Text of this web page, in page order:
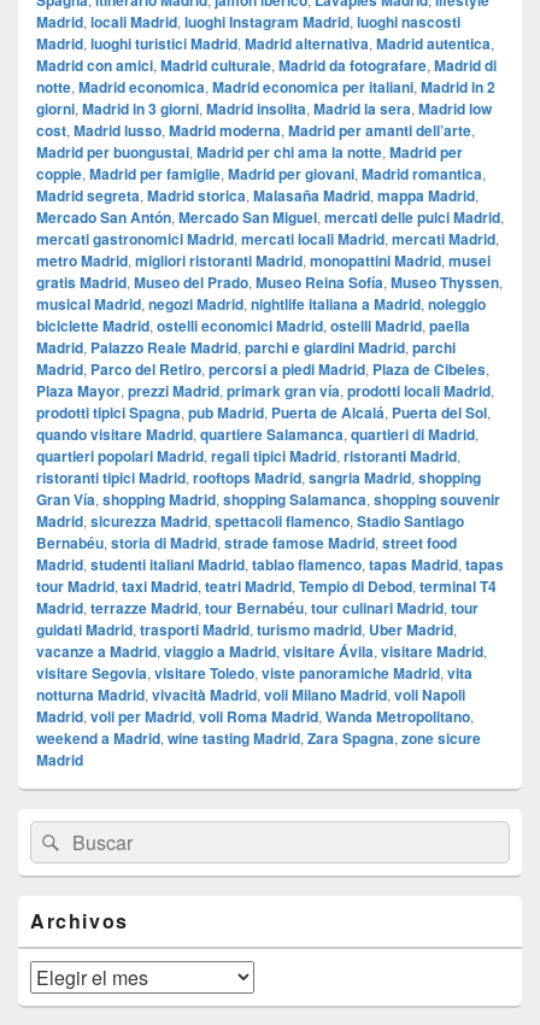
Madrid, locali Madrid, luoghi Instagram Madrid, luoghi nascosti
Madrid, luoghi turistici Madrid, Madrid alternativa, Madrid autentica,
Madrid con amici, Madrid culturale, Madrid da fotografare, Madrid di
notte, Madrid economica, Madrid economica per italiani, Madrid in 2
giorni, Madrid in 3 giorni, Madrid insolita, Madrid la sera, Madrid low
cost, Madrid lusso, Madrid moderna, Madrid per amanti dell’arte,
Madrid per buongustai, Madrid per chi ama la notte, Madrid per
coppie, Madrid per famiglie, Madrid per giovani, Madrid romantica,
Madrid segreta, Madrid storica, Malasaña Madrid, mappa Madrid,
Mercado San Antón, Mercado San Miguel, mercati delle pulci Madrid,
mercati gastronomici Madrid, mercati locali Madrid, mercati Madrid,
metro Madrid, migliori ristoranti Madrid, monopattini Madrid, musei
gratis Madrid, Museo del Prado, Museo Reina Sofía, Museo Thyssen,
musical Madrid, negozi Madrid, nightlife italiana a Madrid, noleggio
biciclette Madrid, ostelli economici Madrid, ostelli Madrid, paella
Madrid, Palazzo Reale Madrid, parchi e giardini Madrid, parchi
Madrid, Parco del Retiro, percorsi a piedi Madrid, Plaza de Cibeles,
Plaza Mayor, prezzi Madrid, primark gran vía, prodotti locali Madrid,
prodotti tipici Spagna, pub Madrid, Puerta de Alcalá, Puerta del Sol,
quando visitare Madrid, quartiere Salamanca, quartieri di Madrid,
quartieri popolari Madrid, regali tipici Madrid, ristoranti Madrid,
ristoranti tipici Madrid, rooftops Madrid, sangria Madrid, shopping
Gran Vía, shopping Madrid, shopping Salamanca, shopping souvenir
Madrid, sicurezza Madrid, spettacoli flamenco, Stadio Santiago
Bernabéu, storia di Madrid, strade famose Madrid, street food
Madrid, studenti italiani Madrid, tablao flamenco, tapas Madrid, tapas
tour Madrid, taxi Madrid, teatri Madrid, Tempio di Debod, terminal T4
Madrid, terrazze Madrid, tour Bernabéu, tour culinari Madrid, tour
guidati Madrid, trasporti Madrid, turismo madrid, Uber Madrid,
vacanze a Madrid, viaggio a Madrid, visitare Ávila, visitare Madrid,
visitare Segovia, visitare Toledo, viste panoramiche Madrid, vita
notturna Madrid, vivacità Madrid, voli Milano Madrid, voli Napoli
Madrid, voli per Madrid, voli Roma Madrid, Wanda Metropolitano,
weekend a Madrid, wine tasting Madrid, Zara Spagna, zone sicure
Madrid
área
de
widget
lateral
primaria
Buscar
por:
Buscar
Archivos
Archivos